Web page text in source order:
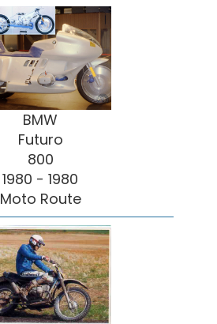
BMW
Futuro
800
1980 - 1980
Moto Route